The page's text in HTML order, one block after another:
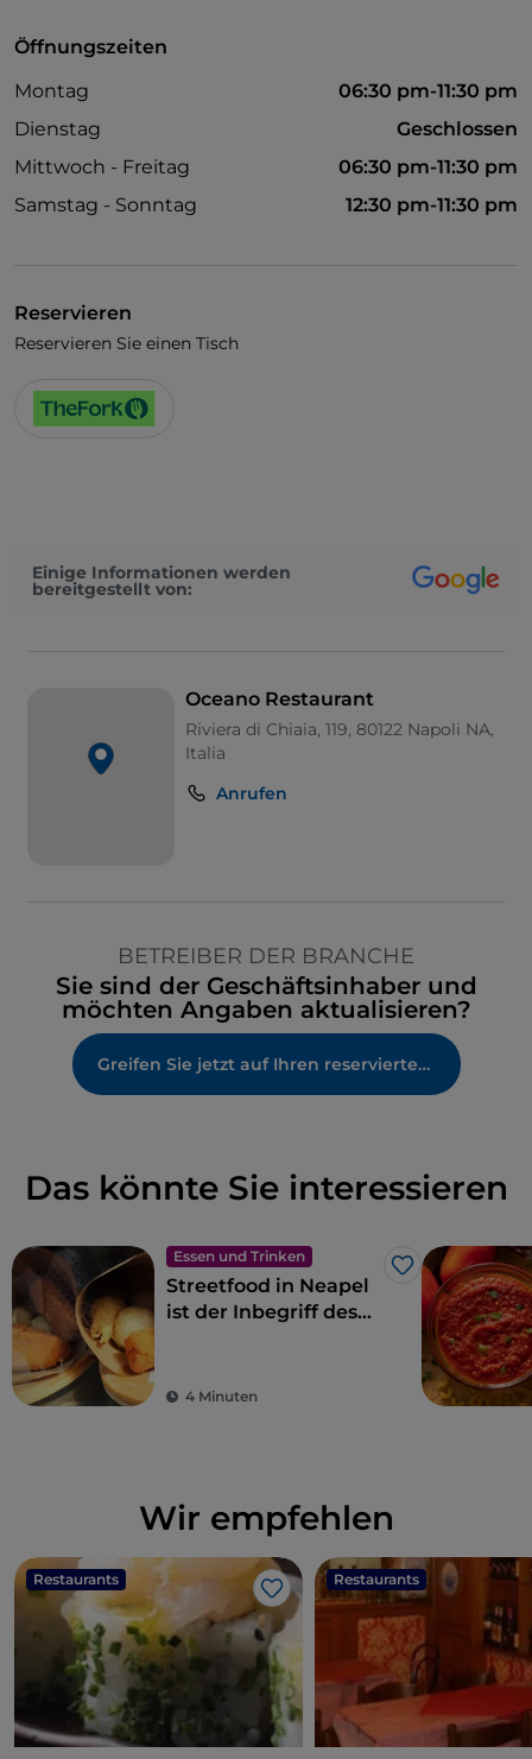
Öffnungszeiten
Montag
06:30 pm-11:30 pm
Dienstag
Geschlossen
Mittwoch - Freitag
06:30 pm-11:30 pm
Samstag - Sonntag
12:30 pm-11:30 pm
Reservieren
Reservieren Sie einen Tisch
Einige Informationen werden
bereitgestellt von:
Oceano Restaurant
Riviera di Chiaia, 119, 80122 Napoli NA,
Italia
Anrufen
BETREIBER DER BRANCHE
Sie sind der Geschäftsinhaber und
möchten Angaben aktualisieren?
Greifen Sie jetzt auf Ihren reservierten Bereich zu
Das könnte Sie interessieren
Essen und Trinken
Like
Streetfood in Neapel
ist der Inbegriff des
4 Minuten
Wir empfehlen
Restaurants
Like
Restaurants